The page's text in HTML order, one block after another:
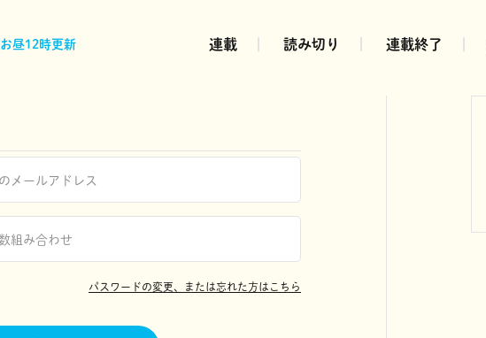
お昼12時更新 連載 読み切り 連載終了
パスワードの変更、または忘れた方はこちら